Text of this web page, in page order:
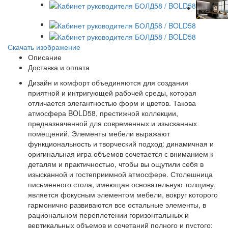
Скачать изображение
Описание
Доставка и оплата
Дизайн и комфорт объединяются для создания
приятной и интригующей рабочей среды, которая
отличается элегантностью форм и цветов. Такова
атмосфера BOLD58, престижной коллекции,
предназначенной для современных и изысканных
помещений. Элементы мебели выражают
функциональность и творческий подход: динамичная и
оригинальная игра объемов сочетается с вниманием к
деталям и практичностью, чтобы вы ощутили себя в
изысканной и гостеприимной атмосфере. Столешница
письменного стола, имеющая основательную толщину,
является фокусным элементом мебели, вокруг которого
гармонично развиваются все остальные элементы, в
рациональном переплетении горизонтальных и
вертикальных объемов и сочетаний полного и пустого: